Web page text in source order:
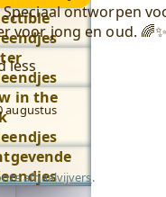
Speciale
eendjes
submenu
in the
Speciaal ontworpen
voor jong en oud. 🌈✨
less
augustus
afhaalvijvers.